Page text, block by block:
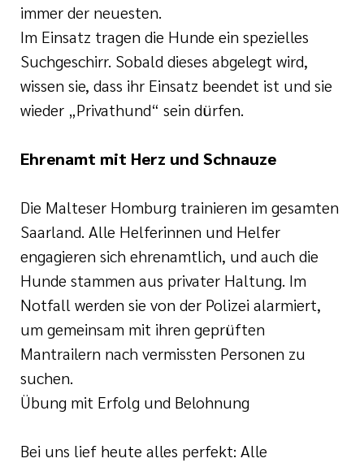
immer der neuesten.
Im Einsatz tragen die Hunde ein spezielles
Suchgeschirr. Sobald dieses abgelegt wird,
wissen sie, dass ihr Einsatz beendet ist und sie
wieder „Privathund“ sein dürfen.
Ehrenamt mit Herz und Schnauze
Die Malteser Homburg trainieren im gesamten
Saarland. Alle Helferinnen und Helfer
engagieren sich ehrenamtlich, und auch die
Hunde stammen aus privater Haltung. Im
Notfall werden sie von der Polizei alarmiert,
um gemeinsam mit ihren geprüften
Mantrailern nach vermissten Personen zu
suchen.
Übung mit Erfolg und Belohnung
Bei uns lief heute alles perfekt: Alle